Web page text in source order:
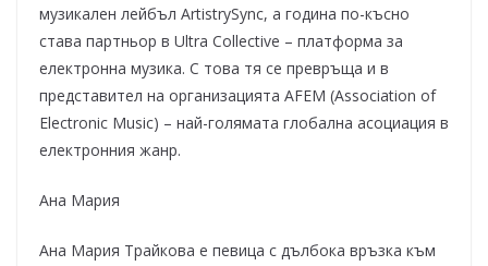
музикален лейбъл ArtistrySync, а година по-късно
става партньор в Ultra Collective – платформа за
електронна музика. С това тя се превръща и в
представител на организацията AFEM (Association of
Electronic Music) – най-голямата глобална асоциация в
електронния жанр.
Ана Мария
Ана Мария Трайкова е певица с дълбока връзка към